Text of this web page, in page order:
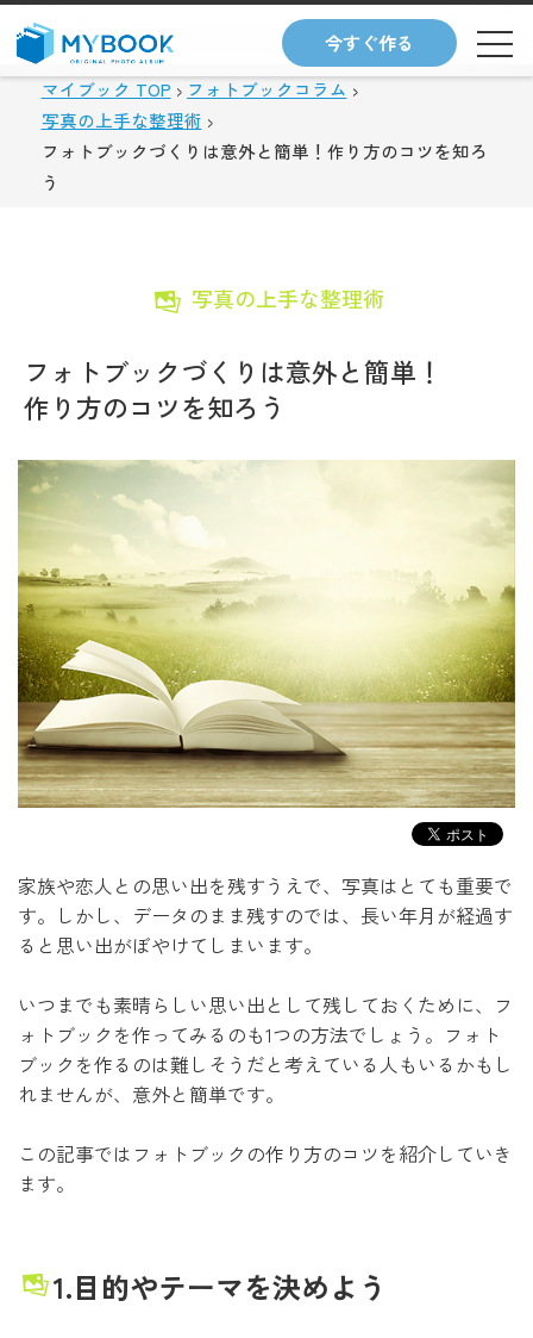
今すぐ作る
マイブック TOP
フォトブックコラム
写真の上手な整理術
フォトブックづくりは意外と簡単！作り方のコツを知ろ
う
写真の上手な整理術
フォトブックづくりは意外と簡単！
作り方のコツを知ろう
家族や恋人との思い出を残すうえで、写真はとても重要で
す。 しかし、データのまま残すのでは、長い年月が経過す
ると思い出がぼやけてしまいます。
いつまでも素晴らしい思い出として残しておくために、フ
ォトブックを作ってみるのも1つの方法でしょう。フォト
ブックを作るのは難しそうだと考えている人もいるかもし
れませんが、意外と簡単です。
この記事ではフォトブックの作り方のコツを紹介していき
ます。
1.目的やテーマを決めよう